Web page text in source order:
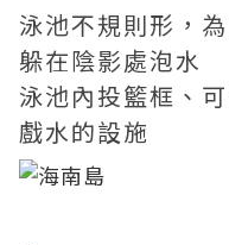
泳池不規則形，
躲在陰影處泡水
泳池內投籃框、
戲水的設施